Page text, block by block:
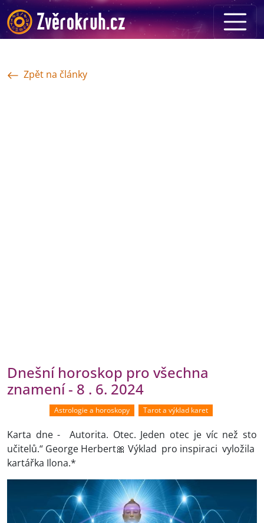
Zpět na články
Dnešní horoskop pro všechna
znamení - 8 . 6. 2024
Astrologie a horoskopy Tarot a výklad karet
Karta dne - Autorita. Otec. Jeden otec je víc než sto
učitelů.“ George Herbert🎀 Výklad pro inspiraci vyložila
kartářka Ilona.*